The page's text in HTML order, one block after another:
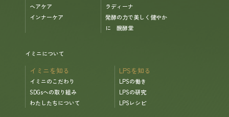
ヘアケア
インナーケア
ラディーナ
発酵の力で美しく健やか
に 醗酵堂
イミニについて
イミニを知る
イミニのこだわり
SDGsへの取り組み
わたしたちについて
LPSを知る
LPSの働き
LPSの研究
LPSレシピ